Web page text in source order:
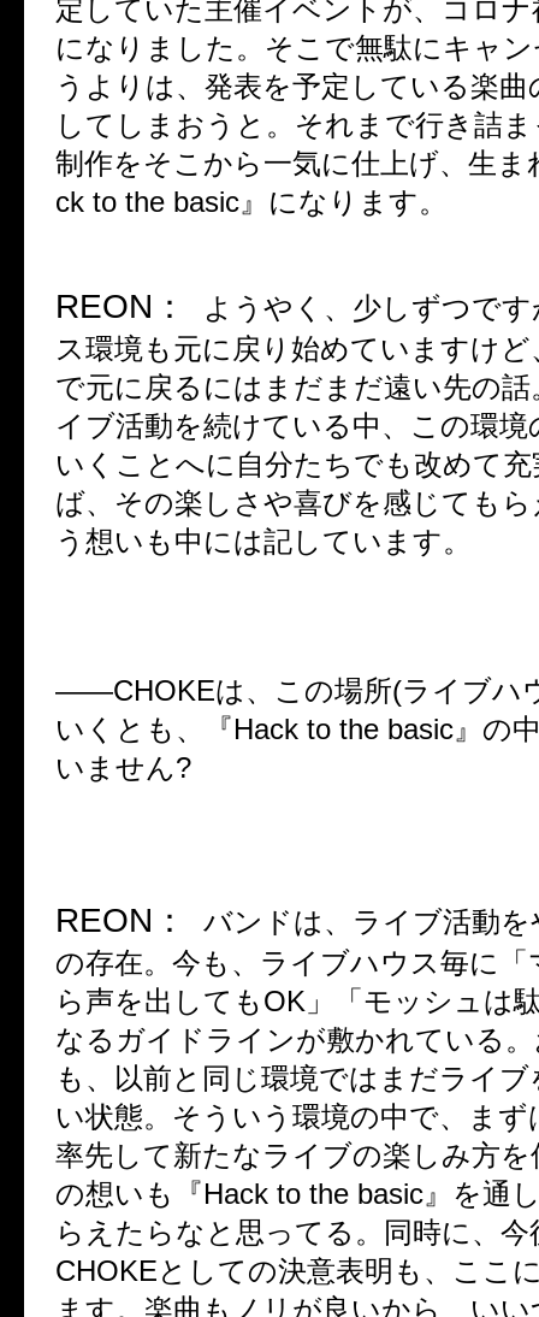
定していた主催イベントが、コロ
になりました。そこで無駄にキャ
うよりは、発表を予定している楽曲
してしまおうと。それまで行き詰
制作をそこから一気に仕上げ、生ま
ck to the basic 』になります。
REON ：
ようやく、少しずつで
ス環境も元に戻り始めていますけど
で元に戻るにはまだまだ遠い先の
イブ活動を続けている中、この環
いくことへに自分たちでも改めて
ば、その楽しさや喜びを感じても
う想いも中には記しています。
――CHOKEは、この場所(ライブハ
いくとも、『Hack to the basic 』の
いません?
REON ：
バンドは、ライブ活動
の存在。今も、ライブハウス毎に
ら声を出してもOK 」「モッシュは
なるガイドラインが敷かれている
も、以前と同じ環境ではまだライ
い状態。そういう環境の中で、まず
率先して新たなライブの楽しみ方
の想いも『Hack to the basic 』を通
らえたらなと思ってる。同時に、
CHOKEとしての決意表明も、ここ
ます。楽曲もノリが良いから、い